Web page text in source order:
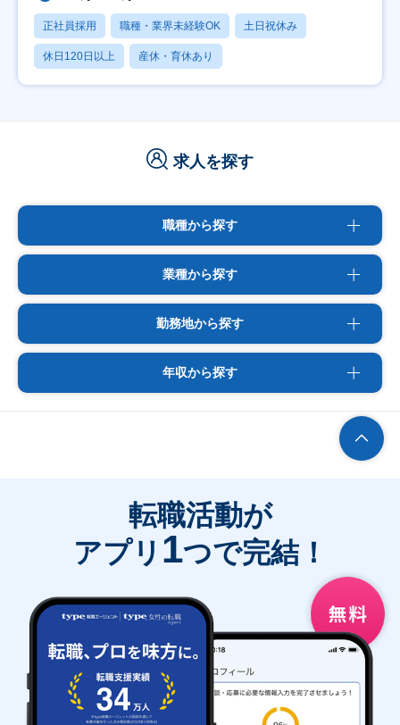
正社員採用 職種・業界未経験OK 土日祝休み
休日120日以上 産休・育休あり
求人を探す
職種から探す
業種から探す
勤務地から探す
年収から探す
転職活動が
アプリ 1つで完結！